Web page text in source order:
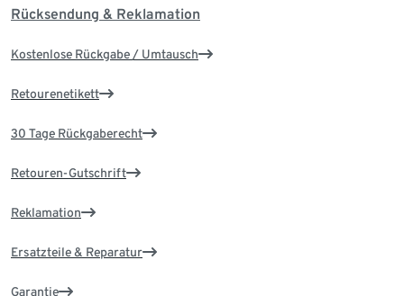
Rücksendung & Reklamation
Kostenlose Rückgabe / Umtausch
Retourenetikett
30 Tage Rückgaberecht
Retouren-Gutschrift
Reklamation
Ersatzteile & Reparatur
Garantie